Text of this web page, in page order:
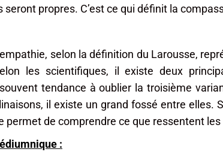
propres. C’est ce qui définit la
selon la définition du Larousse,
les scientifiques, il existe deux
tendance à oublier la troisième
il existe un grand fossé entre elles.
permet de comprendre ce que ressentent
: